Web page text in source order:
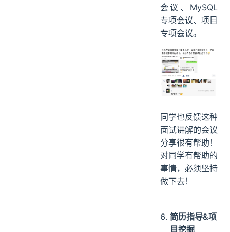
会议、MySQL
专项会议、项目
专项会议。
同学也反馈这种
面试讲解的会议
分享很有帮助！
对同学有帮助的
事情，必须坚持
做下去！